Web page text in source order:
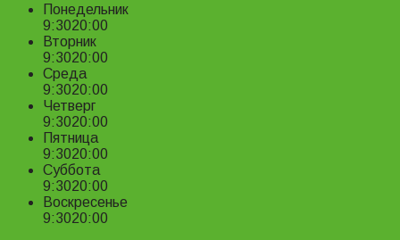
Понедельник
9:3020:00
Вторник
9:3020:00
Среда
9:3020:00
Четверг
9:3020:00
Пятница
9:3020:00
Суббота
9:3020:00
Воскресенье
9:3020:00